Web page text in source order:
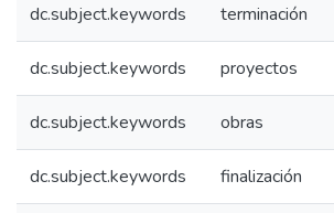
dc.subject.keywords terminación
dc.subject.keywords proyectos
dc.subject.keywords obras
dc.subject.keywords finalización